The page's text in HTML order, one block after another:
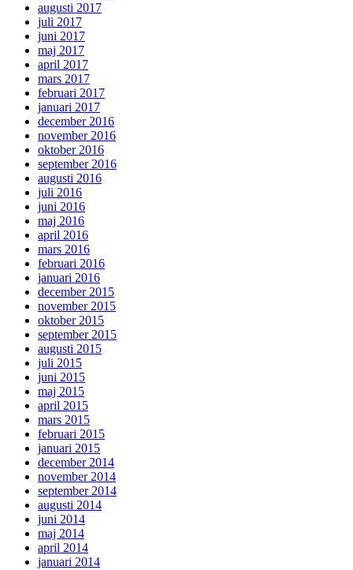
augusti 2017
juli 2017
juni 2017
maj 2017
april 2017
mars 2017
februari 2017
januari 2017
december 2016
november 2016
oktober 2016
september 2016
augusti 2016
juli 2016
juni 2016
maj 2016
april 2016
mars 2016
februari 2016
januari 2016
december 2015
november 2015
oktober 2015
september 2015
augusti 2015
juli 2015
juni 2015
maj 2015
april 2015
mars 2015
februari 2015
januari 2015
december 2014
november 2014
september 2014
augusti 2014
juni 2014
maj 2014
april 2014
januari 2014